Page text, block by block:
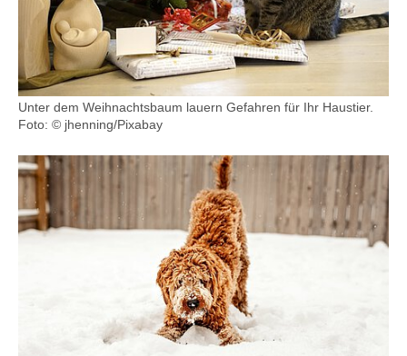
Unter dem Weihnachtsbaum lauern Gefahren für Ihr Haustier.
Foto: © jhenning/Pixabay